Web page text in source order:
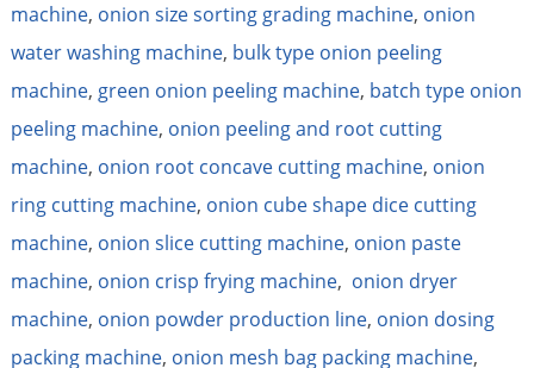
machine, onion size sorting grading machine, onion
water washing machine, bulk type onion peeling
machine, green onion peeling machine, batch type onion
peeling machine, onion peeling and root cutting
machine, onion root concave cutting machine, onion
ring cutting machine, onion cube shape dice cutting
machine, onion slice cutting machine, onion paste
machine, onion crisp frying machine, onion dryer
machine, onion powder production line, onion dosing
packing machine, onion mesh bag packing machine,